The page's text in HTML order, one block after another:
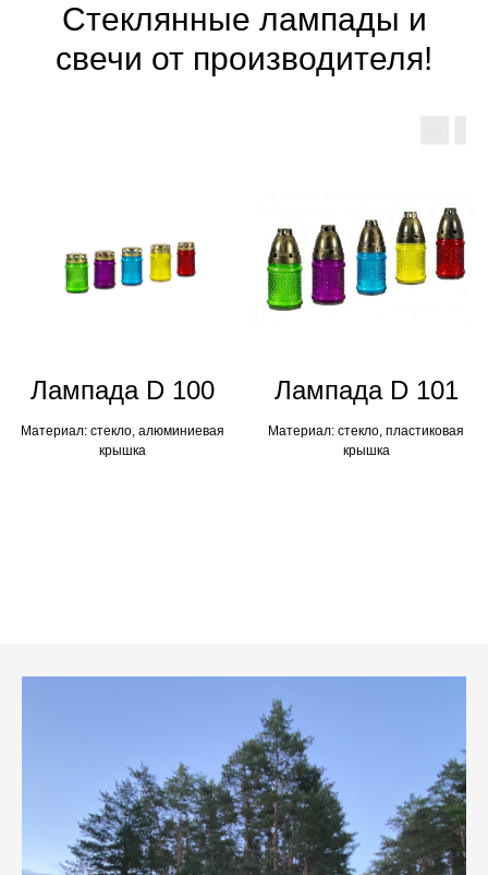
Стеклянные лампады и
свечи от производителя!
Лампадa D 100
Материал: стекло, алюминиевая
крышка
Лампадa D 101
Материал: стекло, пластиковая
крышка